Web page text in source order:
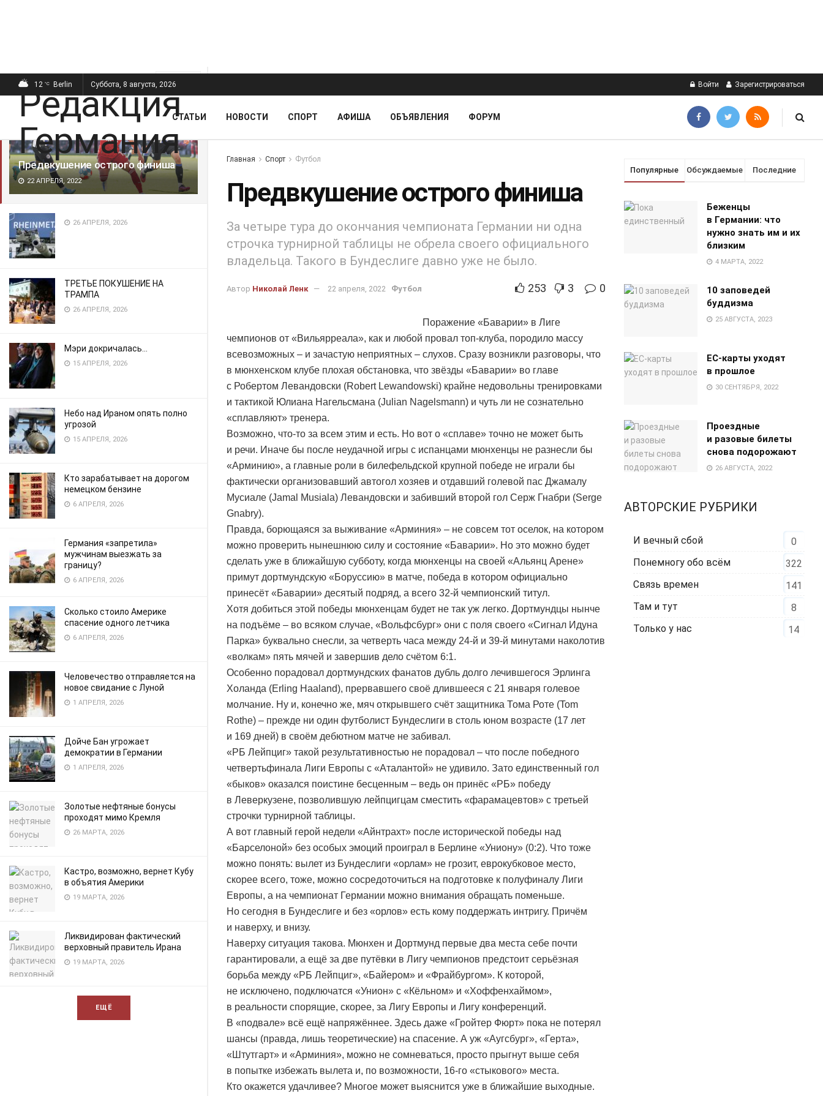
ПОСЛЕДНИЕ
Предвкушение острого финиша
22 АПРЕЛЯ, 2022
26 АПРЕЛЯ, 2026
ТРЕТЬЕ ПОКУШЕНИЕ НА
ТРАМПА
26 АПРЕЛЯ, 2026
Мэри докричалась…
15 АПРЕЛЯ, 2026
Небо над Ираном опять полно
угрозой
15 АПРЕЛЯ, 2026
Кто зарабатывает на дорогом
немецком бензине
6 АПРЕЛЯ, 2026
Германия «запретила»
мужчинам выезжать за
границу?
6 АПРЕЛЯ, 2026
Сколько стоило Америке
спасение одного летчика
6 АПРЕЛЯ, 2026
Человечество отправляется на
новое свидание с Луной
1 АПРЕЛЯ, 2026
Дойче Бан угрожает
демократии в Германии
1 АПРЕЛЯ, 2026
Золотые нефтяные бонусы
проходят мимо Кремля
26 МАРТА, 2026
Кастро, возможно, вернет Кубу
в объятия Америки
19 МАРТА, 2026
Ликвидирован фактический
верховный правитель Ирана
19 МАРТА, 2026
ЕЩЁ
12 °C Berlin Суббота, 8 августа, 2026 Войти Зарегистрироваться
СТАТЬИ НОВОСТИ СПОРТ АФИША ОБЪЯВЛЕНИЯ ФОРУМ
Главная Спорт Футбол
Предвкушение острого финиша
За четыре тура до окончания чемпионата Германии ни одна
строчка турнирной таблицы не обрела своего официального
владельца. Такого в Бундеслиге давно уже не было.
Автор Николай Ленк 22 апреля, 2022 Футбол 253 3 0
Поражение «Баварии» в Лиге
чемпионов от «Вильярреала», как и любой провал топ-клуба, породило массу
всевозможных – и зачастую неприятных – слухов. Сразу возникли разговоры, что
в мюнхенском клубе плохая обстановка, что звёзды «Баварии» во главе
с Робертом Левандовски (Robert Lewandowski) крайне недовольны тренировками
и тактикой Юлиана Нагельсмана (Julian Nagelsmann) и чуть ли не сознательно
«сплавляют» тренера.
Возможно, что-то за всем этим и есть. Но вот о «сплаве» точно не может быть
и речи. Иначе бы после неудачной игры с испанцами мюнхенцы не разнесли бы
«Арминию», а главные роли в билефельдской крупной победе не играли бы
фактически организовавший автогол хозяев и отдавший голевой пас Джамалу
Мусиале (Jamal Musiala) Левандовски и забивший второй гол Серж Гнабри (Serge
Gnabry).
Правда, борющаяся за выживание «Арминия» – не совсем тот оселок, на котором
можно проверить нынешнюю силу и состояние «Баварии». Но это можно будет
сделать уже в ближайшую субботу, когда мюнхенцы на своей «Альянц Арене»
примут дортмундскую «Боруссию» в матче, победа в котором официально
принесёт «Баварии» десятый подряд, а всего 32-й чемпионский титул.
Хотя добиться этой победы мюнхенцам будет не так уж легко. Дортмундцы нынче
на подъёме – во всяком случае, «Вольфсбург» они с поля своего «Сигнал Идуна
Парка» буквально снесли, за четверть часа между 24-й и 39-й минутами наколотив
«волкам» пять мячей и завершив дело счётом 6:1.
Особенно порадовал дортмундских фанатов дубль долго лечившегося Эрлинга
Холанда (Erling Haaland), прервавшего своё длившееся с 21 января голевое
молчание. Ну и, конечно же, мяч открывшего счёт защитника Тома Роте (Tom
Rothe) – прежде ни один футболист Бундеслиги в столь юном возрасте (17 лет
и 169 дней) в своём дебютном матче не забивал.
«РБ Лейпциг» такой результативностью не порадовал – что после победного
четвертьфинала Лиги Европы с «Аталантой» не удивило. Зато единственный гол
«быков» оказался поистине бесценным – ведь он принёс «РБ» победу
в Леверкузене, позволившую лейпцигцам сместить «фарамацевтов» с третьей
строчки турнирной таблицы.
А вот главный герой недели «Айнтрахт» после исторической победы над
«Барселоной» без особых эмоций проиграл в Берлине «Униону» (0:2). Что тоже
можно понять: вылет из Бундеслиги «орлам» не грозит, еврокубковое место,
скорее всего, тоже, можно сосредоточиться на подготовке к полуфиналу Лиги
Европы, а на чемпионат Германии можно внимания обращать поменьше.
Но сегодня в Бундеслиге и без «орлов» есть кому поддержать интригу. Причём
и наверху, и внизу.
Наверху ситуация такова. Мюнхен и Дортмунд первые два места себе почти
гарантировали, а ещё за две путёвки в Лигу чемпионов предстоит серьёзная
борьба между «РБ Лейпциг», «Байером» и «Фрайбургом». К которой,
не исключено, подключатся «Унион» с «Кёльном» и «Хоффенхаймом»,
в реальности спорящие, скорее, за Лигу Европы и Лигу конференций.
В «подвале» всё ещё напряжённее. Здесь даже «Гройтер Фюрт» пока не потерял
шансы (правда, лишь теоретические) на спасение. А уж «Аугсбург», «Герта»,
«Штутгарт» и «Арминия», можно не сомневаться, просто прыгнут выше себя
в попытке избежать вылета и, по возможности, 16-го «стыкового» места.
Кто окажется удачливее? Многое может выяснится уже в ближайшие выходные.
Популярные Обсуждаемые Последние
Беженцы
в Германии: что
нужно знать им и их
близким
4 МАРТА, 2022
10 заповедей
буддизма
25 АВГУСТА, 2023
EC-карты уходят
в прошлое
30 СЕНТЯБРЯ, 2022
Проездные
и разовые билеты
снова подорожают
26 АВГУСТА, 2022
АВТОРСКИЕ РУБРИКИ
И вечный сбой
0
Понемногу обо всём
322
Связь времен
141
Там и тут
8
Только у нас
14